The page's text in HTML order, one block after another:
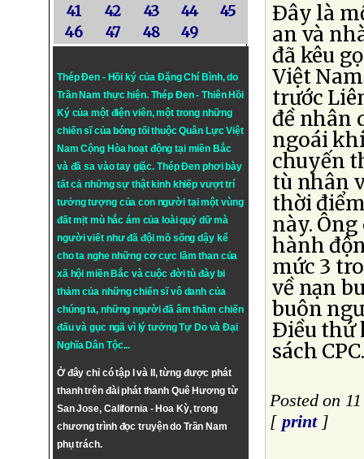
41
42 43 44
45
46
47 48 49
Thép Đen - Hồi ký của Đặng Chí Bình, do
Trần Nam thực hiện. Thép Đen- Thiên Hồi
Ký của một điện viên, một trong những
chiến sĩ của bóng tối thuộc Quân Lực Việt
Nam Cộng Hòa hoạt động tại miền Bắc
và đã sa vào tay giặc. Thép Đen phơi bày
tất cả những sự thật kinh khiếp vượt trí
tưởng tượng của con người tại một vùng
đất mịt mù hắc ám của loài quỷ dữ mà
người viết như đã đội mồ sống dậy kể
cho ta nghe những cơ cực lầm than của
xã hội miền Bắc và cuộc đời tù đày bi
thảm của những chiến sĩ vô danh của
chúng ta, những người đã âm thầm chiến
đấu và gục ngã vì lý tưởngTự DovàĐại
Nghĩa Dân Tộc...
Ở đây chỉ có tập I và II, từng được phát
thanh trên đài phát thanh Quê Hương từ
San Jose, California - Hoa Kỳ, trong
chương trình đọc truyện do Trần Nam
phụ trách.
Ðây là
an và
đã kêu
Việt
trước
đề nhân
ngoái
chuyến
tù nhân
thời
này.
hành
mức 3
về nạn
buôn
Ðiều thứ
sách
Posted on
[ print]